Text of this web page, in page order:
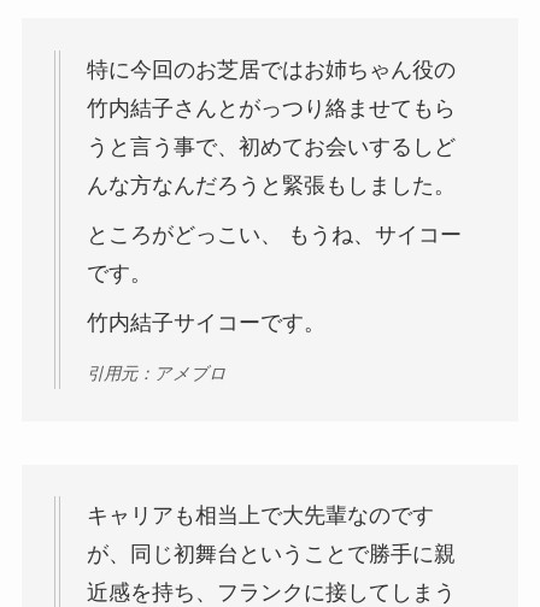
特に今回のお芝居ではお姉ちゃん役の
竹内結子さんとがっつり絡ませてもら
うと言う事で、初めてお会いするしど
んな方なんだろうと緊張もしました。
ところがどっこい、 もうね、サイコー
です。
竹内結子サイコーです。
引用元：アメブロ
キャリアも相当上で大先輩なのです
が、同じ初舞台ということで勝手に親
近感を持ち、フランクに接してしまう